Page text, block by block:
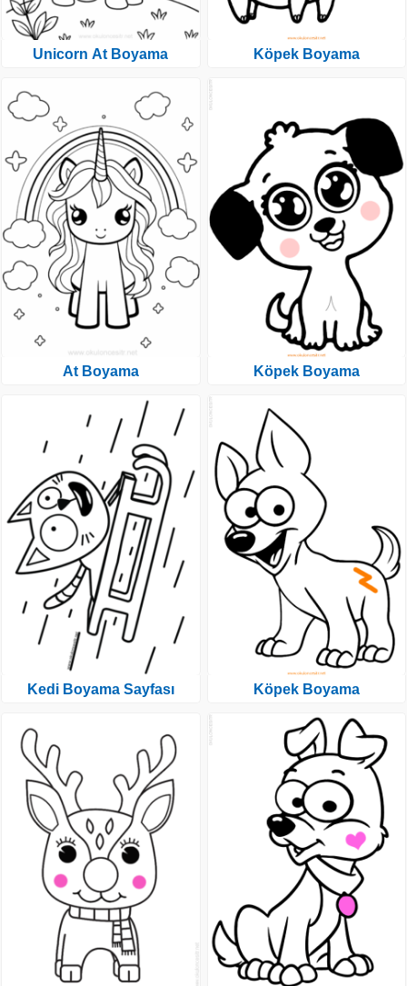
Unicorn At Boyama
At Boyama
Kedi Boyama Sayfası
Köpek Boyama
Köpek Boyama
Köpek Boyama